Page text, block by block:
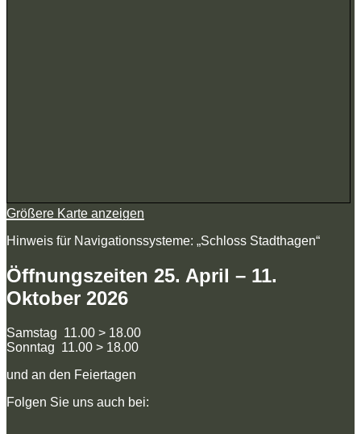
Größere Karte anzeigen
Hinweis für Navigationssysteme: „Schloss Stadthagen“
Öffnungszeiten 25. April – 11.
Oktober 2026
Samstag 11.00 > 18.00
Sonntag 11.00 > 18.00
und an den Feiertagen
Folgen Sie uns auch bei: